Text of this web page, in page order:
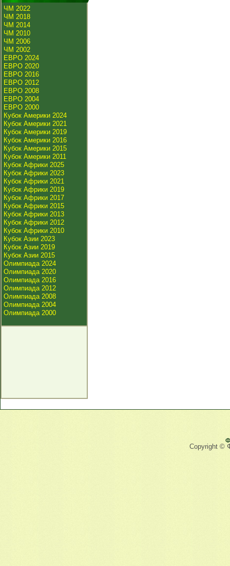
ЧМ 2022
ЧМ 2018
ЧМ 2014
ЧМ 2010
ЧМ 2006
ЧМ 2002
ЕВРО 2024
ЕВРО 2020
ЕВРО 2016
ЕВРО 2012
ЕВРО 2008
ЕВРО 2004
ЕВРО 2000
Кубок Америки 2024
Кубок Америки 2021
Кубок Америки 2019
Кубок Америки 2016
Кубок Америки 2015
Кубок Америки 2011
Кубок Африки 2025
Кубок Африки 2023
Кубок Африки 2021
Кубок Африки 2019
Кубок Африки 2017
Кубок Африки 2015
Кубок Африки 2013
Кубок Африки 2012
Кубок Африки 2010
Кубок Азии 2023
Кубок Азии 2019
Кубок Азии 2015
Олимпиада 2024
Олимпиада 2020
Олимпиада 2016
Олимпиада 2012
Олимпиада 2008
Олимпиада 2004
Олимпиада 2000
Copyright ©